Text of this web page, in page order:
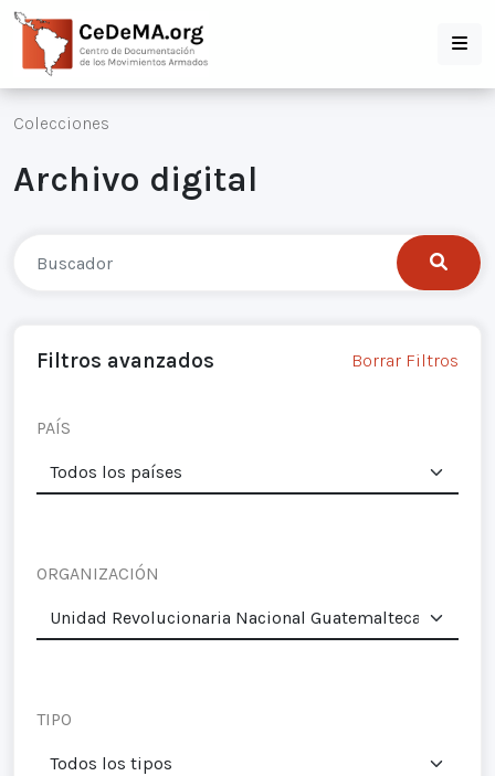
Colecciones
Archivo digital
Filtros avanzados Borrar Filtros
PAÍS
ORGANIZACIÓN
TIPO